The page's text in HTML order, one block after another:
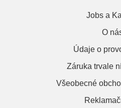
Jobs a
O
Údaje o
Záruka trvale
Všeobecné